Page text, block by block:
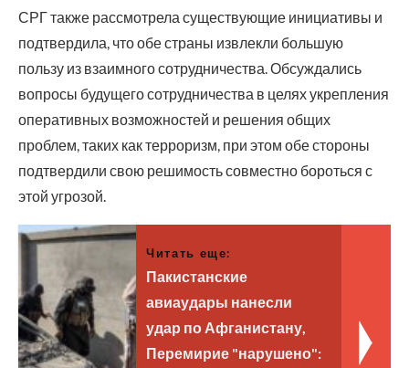
СРГ также рассмотрела существующие инициативы и
подтвердила, что обе страны извлекли большую
пользу из взаимного сотрудничества. Обсуждались
вопросы будущего сотрудничества в целях укрепления
оперативных возможностей и решения общих
проблем, таких как терроризм, при этом обе стороны
подтвердили свою решимость совместно бороться с
этой угрозой.
Читать еще:
Пакистанские
авиаудары нанесли
удар по Афганистану,
Перемирие "нарушено":